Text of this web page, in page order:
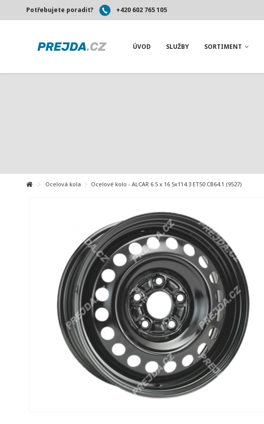
Potřebujete poradit? +420 602 765 105
ÚVOD SLUŽBY SORTIMENT
Ocelová kola Ocelové kolo - ALCAR 6.5 x 16 5x114.3 ET50 CB64.1 (9527)